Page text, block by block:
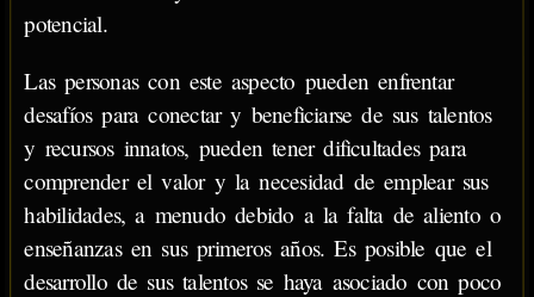
potencial.
Las personas con este aspecto pueden enfrentar
desafíos para conectar y beneficiarse de sus talentos
y recursos innatos, pueden tener dificultades para
comprender el valor y la necesidad de emplear sus
habilidades, a menudo debido a la falta de aliento o
enseñanzas en sus primeros años. Es posible que el
desarrollo de sus talentos se haya asociado con poco